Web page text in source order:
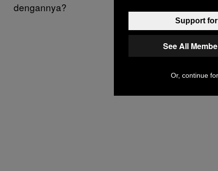
dengannya?
Support for
See All
Or, continue